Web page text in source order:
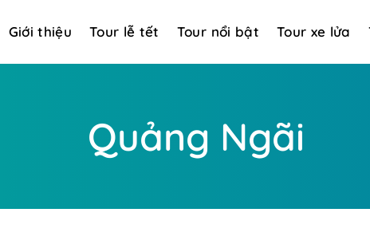
Giới thiệu Tour lễ tết Tour nổi bật Tour xe lửa
Quảng Ngãi